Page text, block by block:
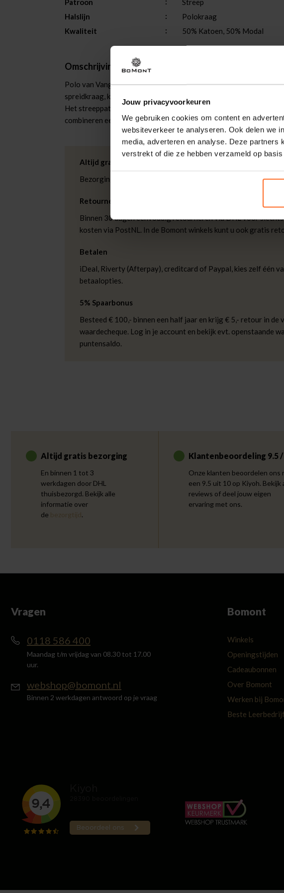
Jouw privacyvoorkeuren
We gebruiken cookies om content en
websiteverkeer te analyseren. Ook delen we
media, adverteren en analyse. Deze partners
verstrekt of die ze hebben verzameld op
Patroon
Streep
Halslijn
Polokraag
Kwaliteit
50% Katoen, 50% Modal
Omschrijving
Polo van Vanguard met casual, sportieve uitstraling. Dit model
spreidkraag, knoopsluiting en korte mouwen. De regular fit draagt
Het streeppatroon, de ribboorden aan mouw en zoom en het
combineren eenvoudig.
Altijd gratis bezorging
Bezorging is altijd gratis, binnen 1-3 werkdagen
Retourneren
Binnen 30 dagen eenvoudig retourneren via DHL voor
kosten via PostNL. In de Bomont winkels kunt u ook gratis
Betalen
iDeal, Riverty (Afterpay), creditcard of Paypal, kies zelf één
betaalopties.
5% Spaarbonus
Besteed € 100,- binnen een half jaar en krijg € 5,- retour in de
waardecheque. Log in je account en bekijk evt. openstaande
puntensaldo.
Altijd gratis bezorging
En binnen 1 tot 3
werkdagen door DHL
thuisbezorgd. Bekijk alle
informatie over
de bezorgtijd.
Klantenbeoordeling 9.5 /
Onze klanten beoordelen ons
een 9.5 uit 10 op Kiyoh. Bekijk
reviews of deel jouw eigen
ervaring met ons.
Vragen
0118 586 400
Maandag t/m vrijdag van 08.30 tot 17.00
uur.
webshop@bomont.nl
Binnen 2 werkdagen antwoord op je vraag
Bomont
Winkels
Openingstijden
Cadeaubonnen
Over Bomont
Werken bij
Beste